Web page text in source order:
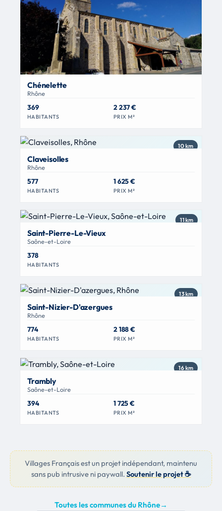
Chénelette
Rhône
369
HABITANTS
2 237 €
PRIX M²
10 km
Claveisolles
Rhône
577
HABITANTS
1 625 €
PRIX M²
11 km
Saint-Pierre-Le-Vieux
Saône-et-Loire
378
HABITANTS
13 km
Saint-Nizier-D'azergues
Rhône
774
HABITANTS
2 188 €
PRIX M²
16 km
Trambly
Saône-et-Loire
394
HABITANTS
1 725 €
PRIX M²
Villages Français est un projet indépendant, maintenu
sans pub intrusive ni paywall. Soutenir le projet ☕
Toutes les communes du Rhône→